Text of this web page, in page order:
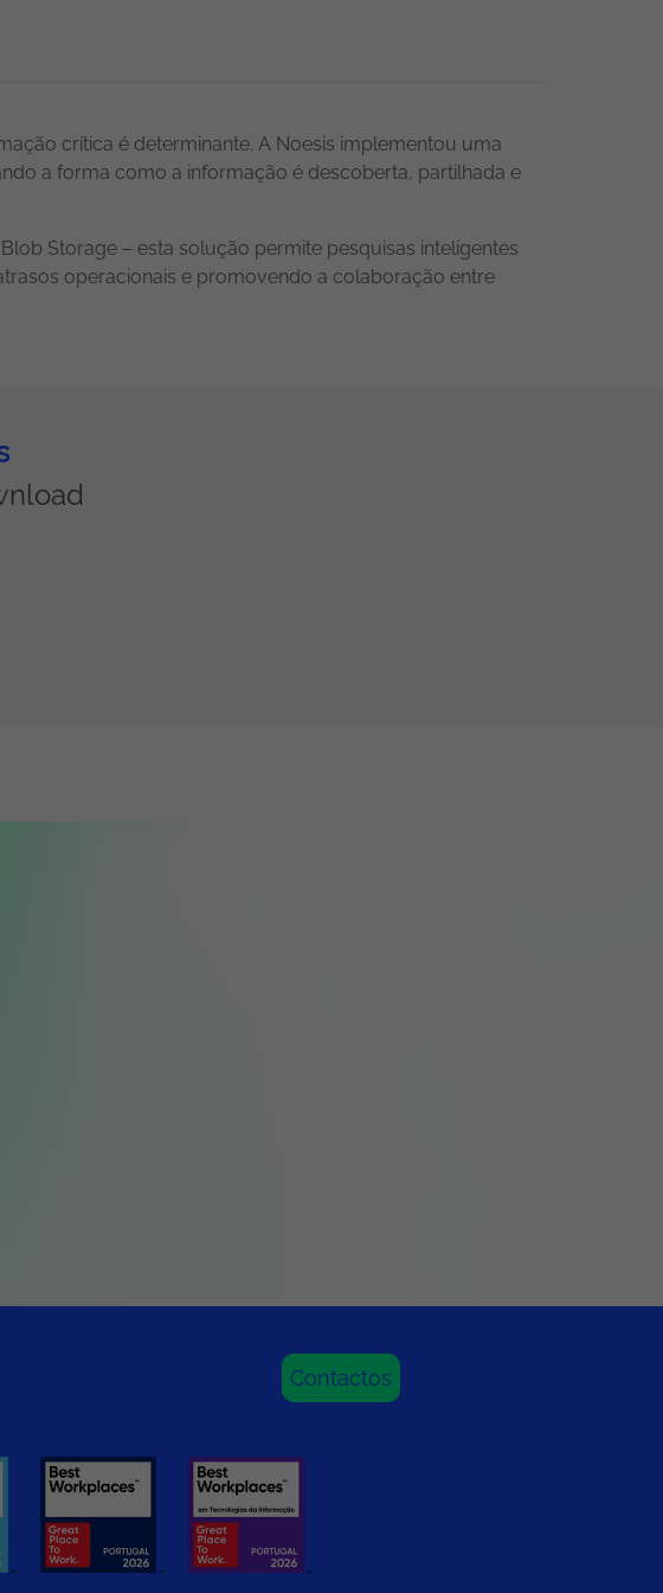
crítica é determinante. A Noesis implementou uma
a forma como a informação é descoberta, partilhada e
Storage – esta solução permite pesquisas inteligentes
operacionais e promovendo a colaboração entre
Contactos